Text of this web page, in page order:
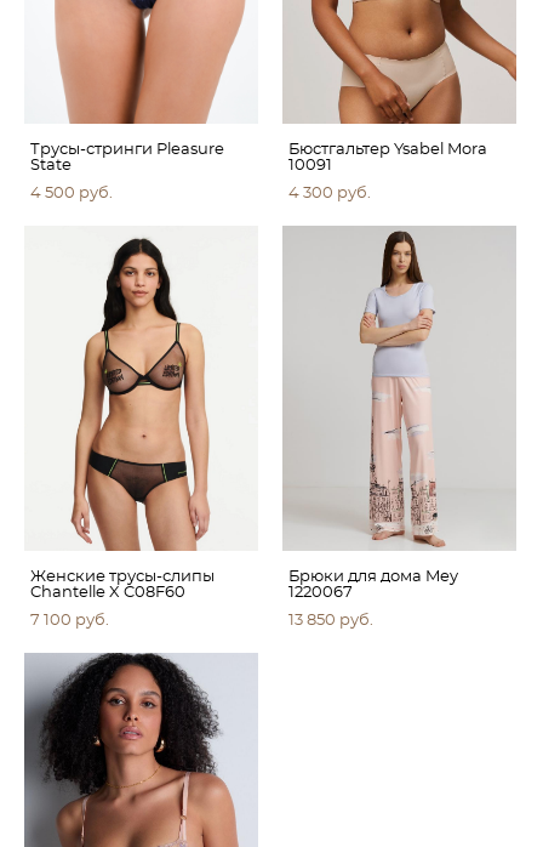
Трусы-стринги Pleasure
State
4 500 pуб.
Бюстгальтер Ysabel Mora
10091
4 300 pуб.
Женские трусы-слипы
Chantelle X C08F60
7 100 pуб.
Брюки для дома Mey
1220067
13 850 pуб.